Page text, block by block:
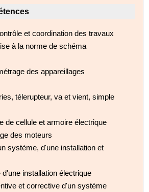
et coordination des travaux
à la norme de schéma
des appareillages
télerupteur, va et vient, simple
de cellule et armoire électrique
des moteurs
système, d'une installation et
installation électrique
et corrective d'un système